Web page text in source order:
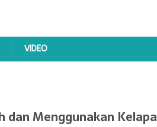
VIDEO
dan Menggunakan Kelapa